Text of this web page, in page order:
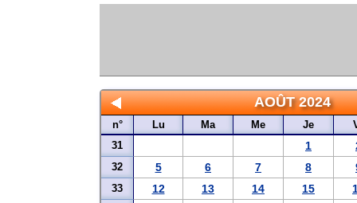
AOÛT 2024
n° Lu Ma Me Je
31
1
32 5 6 7 8
33 12 13 14 15